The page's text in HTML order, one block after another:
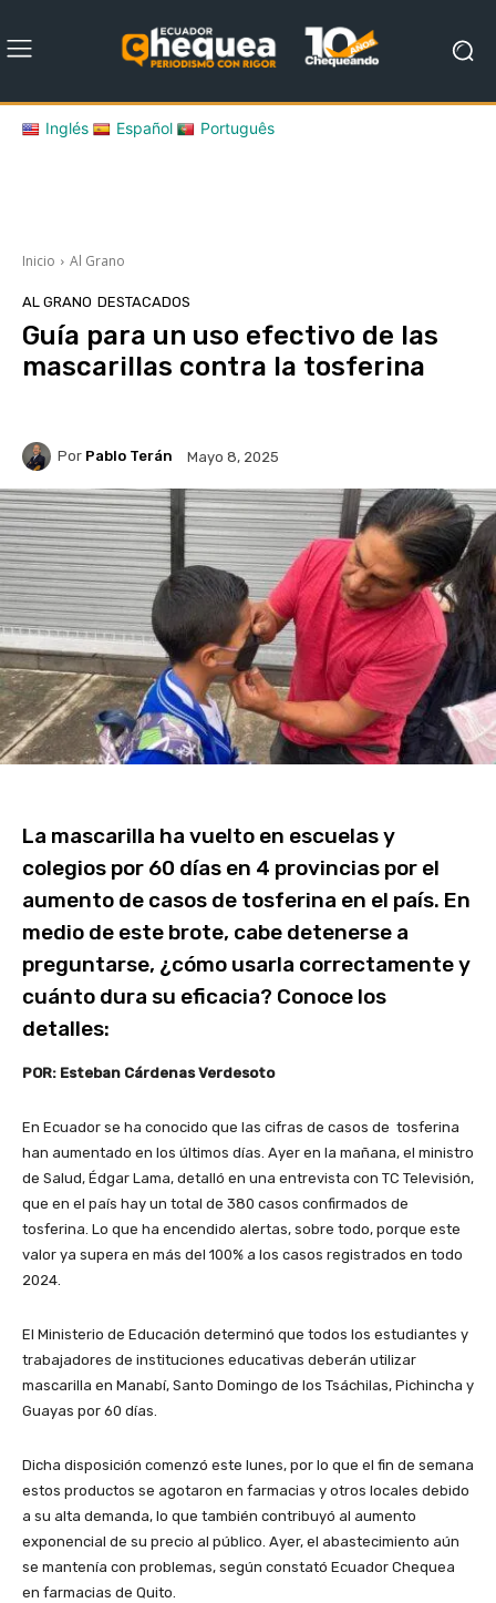
Inglés Español Português
Inicio Al Grano
AL GRANO DESTACADOS
Guía para un uso efectivo de las
mascarillas contra la tosferina
Por Pablo Terán Mayo 8, 2025
La mascarilla ha vuelto en escuelas y
colegios por 60 días en 4 provincias por el
aumento de casos de tosferina en el país. En
medio de este brote, cabe detenerse a
preguntarse, ¿cómo usarla correctamente y
cuánto dura su eficacia? Conoce los
detalles:
POR: Esteban Cárdenas Verdesoto
En Ecuador se ha conocido que las cifras de casos de tosferina
han aumentado en los últimos días. Ayer en la mañana, el ministro
de Salud, Édgar Lama, detalló en una entrevista con TC Televisión,
que en el país hay un total de 380 casos confirmados de
tosferina. Lo que ha encendido alertas, sobre todo, porque este
valor ya supera en más del 100% a los casos registrados en todo
2024.
El Ministerio de Educación determinó que todos los estudiantes y
trabajadores de instituciones educativas deberán utilizar
mascarilla en Manabí, Santo Domingo de los Tsáchilas, Pichincha y
Guayas por 60 días.
Dicha disposición comenzó este lunes, por lo que el fin de semana
estos productos se agotaron en farmacias y otros locales debido
a su alta demanda, lo que también contribuyó al aumento
exponencial de su precio al público. Ayer, el abastecimiento aún
se mantenía con problemas, según constató Ecuador Chequea
en farmacias de Quito.